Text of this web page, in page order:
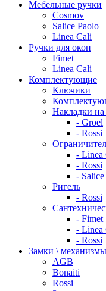
Мебельные ручки
Cosmov
Salice Paolo
Linea Cali
Ручки для окон
Fimet
Linea Cali
Комплектующие
Ключики
Накладки
- Groel
- Rossi
- Linea
- Rossi
-
Ригель
- Rossi
- Fimet
- Linea
- Rossi
Замки \ механизмы
AGB
Bonaiti
Rossi